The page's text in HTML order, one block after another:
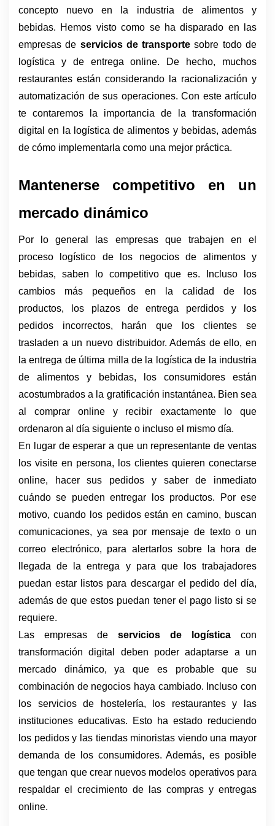
concepto nuevo en la industria de alimentos y
bebidas. Hemos visto como se ha disparado en las
empresas de servicios de transporte sobre todo de
logística y de entrega online. De hecho, muchos
restaurantes están considerando la racionalización y
automatización de sus operaciones. Con este artículo
te contaremos la importancia de la transformación
digital en la logística de alimentos y bebidas, además
de cómo implementarla como una mejor práctica.
Mantenerse competitivo en un
mercado dinámico
Por lo general las empresas que trabajen en el
proceso logístico de los negocios de alimentos y
bebidas, saben lo competitivo que es. Incluso los
cambios más pequeños en la calidad de los
productos, los plazos de entrega perdidos y los
pedidos incorrectos, harán que los clientes se
trasladen a un nuevo distribuidor. Además de ello, en
la entrega de última milla de la logística de la industria
de alimentos y bebidas, los consumidores están
acostumbrados a la gratificación instantánea. Bien sea
al comprar online y recibir exactamente lo que
ordenaron al día siguiente o incluso el mismo día.
En lugar de esperar a que un representante de ventas
los visite en persona, los clientes quieren conectarse
online, hacer sus pedidos y saber de inmediato
cuándo se pueden entregar los productos. Por ese
motivo, cuando los pedidos están en camino, buscan
comunicaciones, ya sea por mensaje de texto o un
correo electrónico, para alertarlos sobre la hora de
llegada de la entrega y para que los trabajadores
puedan estar listos para descargar el pedido del día,
además de que estos puedan tener el pago listo si se
requiere.
Las empresas de servicios de logística con
transformación digital deben poder adaptarse a un
mercado dinámico, ya que es probable que su
combinación de negocios haya cambiado. Incluso con
los servicios de hostelería, los restaurantes y las
instituciones educativas. Esto ha estado reduciendo
los pedidos y las tiendas minoristas viendo una mayor
demanda de los consumidores. Además, es posible
que tengan que crear nuevos modelos operativos para
respaldar el crecimiento de las compras y entregas
online.